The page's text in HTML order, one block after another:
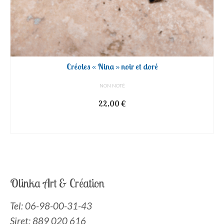
Créoles « Nina » noir et doré
NON NOTÉ
22,00 €
Olinka Art & Création
Tel:06-98-00-31-43
Siret: 889 020 616